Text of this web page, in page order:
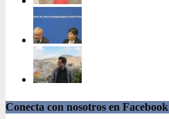
Conecta con nosotros en Facebook